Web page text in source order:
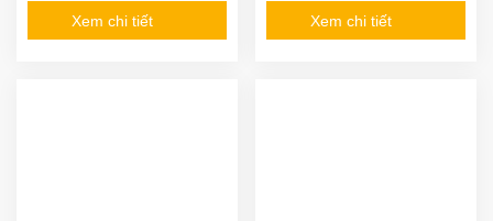
Xem chi tiết
Xem chi tiết